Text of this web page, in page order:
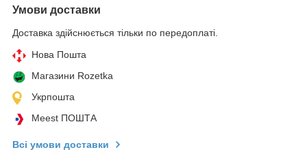
Умови доставки
Доставка здійснюється тільки по передоплаті.
Нова Пошта
Магазини Rozetka
Укрпошта
Meest ПОШТА
Всі умови доставки